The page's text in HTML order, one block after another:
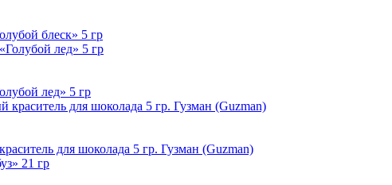
блеск» 5 гр
лед» 5 гр
для шоколада 5 гр. Гузман (Guzman)